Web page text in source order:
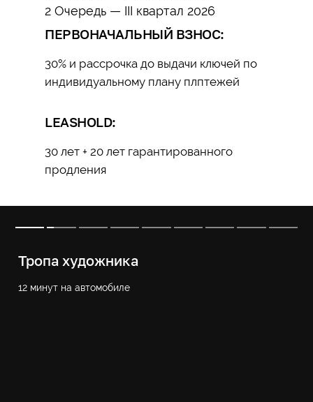
ПЕРВОНАЧАЛЬНЫЙ ВЗНОС:
30% и рассрочка до выдачи ключей по
индивидуальному плану плптежей
2 Очередь — III квартал 2026
30 лет + 20 лет гарантированного
продления
LEASHOLD:
Тропа художника
12 минут на автомобиле